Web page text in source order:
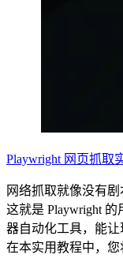
Playwright 网页抓取
网络抓取就像没有
这就是 Playwright
器自动化工具，能让
在本实用教程中，您